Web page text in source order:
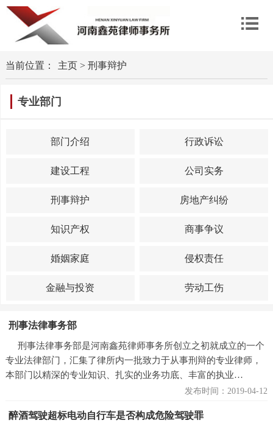
当前位置： 主页> 刑事辩护
专业部门
部门介绍 行政诉讼
建设工程 公司实务
刑事辩护 房地产纠纷
知识产权 商事争议
婚姻家庭 侵权责任
金融与投资 劳动工伤
刑事法律事务部
刑事法律事务部是河南鑫苑律师事务所创立之初就成立的一个
专业法律部门，汇集了律所内一批致力于从事刑辩的专业律师，
本部门以精深的专业知识、扎实的业务功底、丰富的执业…
发布时间：2019-04-12
醉酒驾驶超标电动自行车是否构成危险驾驶罪